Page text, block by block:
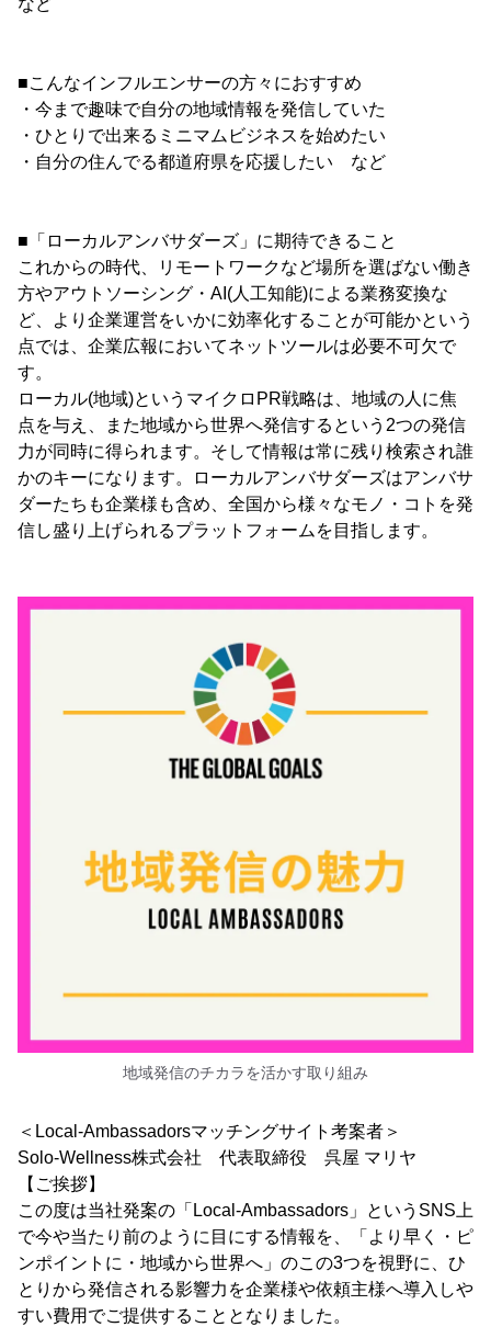
など
■こんなインフルエンサーの方々におすすめ
・今まで趣味で自分の地域情報を発信していた
・ひとりで出来るミニマムビジネスを始めたい
・自分の住んでる都道府県を応援したい など
■「ローカルアンバサダーズ」に期待できること
これからの時代、リモートワークなど場所を選ばない働き
方やアウトソーシング・AI(人工知能)による業務変換な
ど、より企業運営をいかに効率化することが可能かという
点では、企業広報においてネットツールは必要不可欠で
す。
ローカル(地域)というマイクロPR戦略は、地域の人に焦
点を与え、また地域から世界へ発信するという2つの発信
力が同時に得られます。そして情報は常に残り検索され誰
かのキーになります。ローカルアンバサダーズはアンバサ
ダーたちも企業様も含め、全国から様々なモノ・コトを発
信し盛り上げられるプラットフォームを目指します。
地域発信のチカラを活かす取り組み
＜Local-Ambassadorsマッチングサイト考案者＞
Solo-Wellness株式会社 代表取締役 呉屋 マリヤ
【ご挨拶】
この度は当社発案の「Local-Ambassadors」というSNS上
で今や当たり前のように目にする情報を、「より早く・ピ
ンポイントに・地域から世界へ」のこの3つを視野に、ひ
とりから発信される影響力を企業様や依頼主様へ導入しや
すい費用でご提供することとなりました。